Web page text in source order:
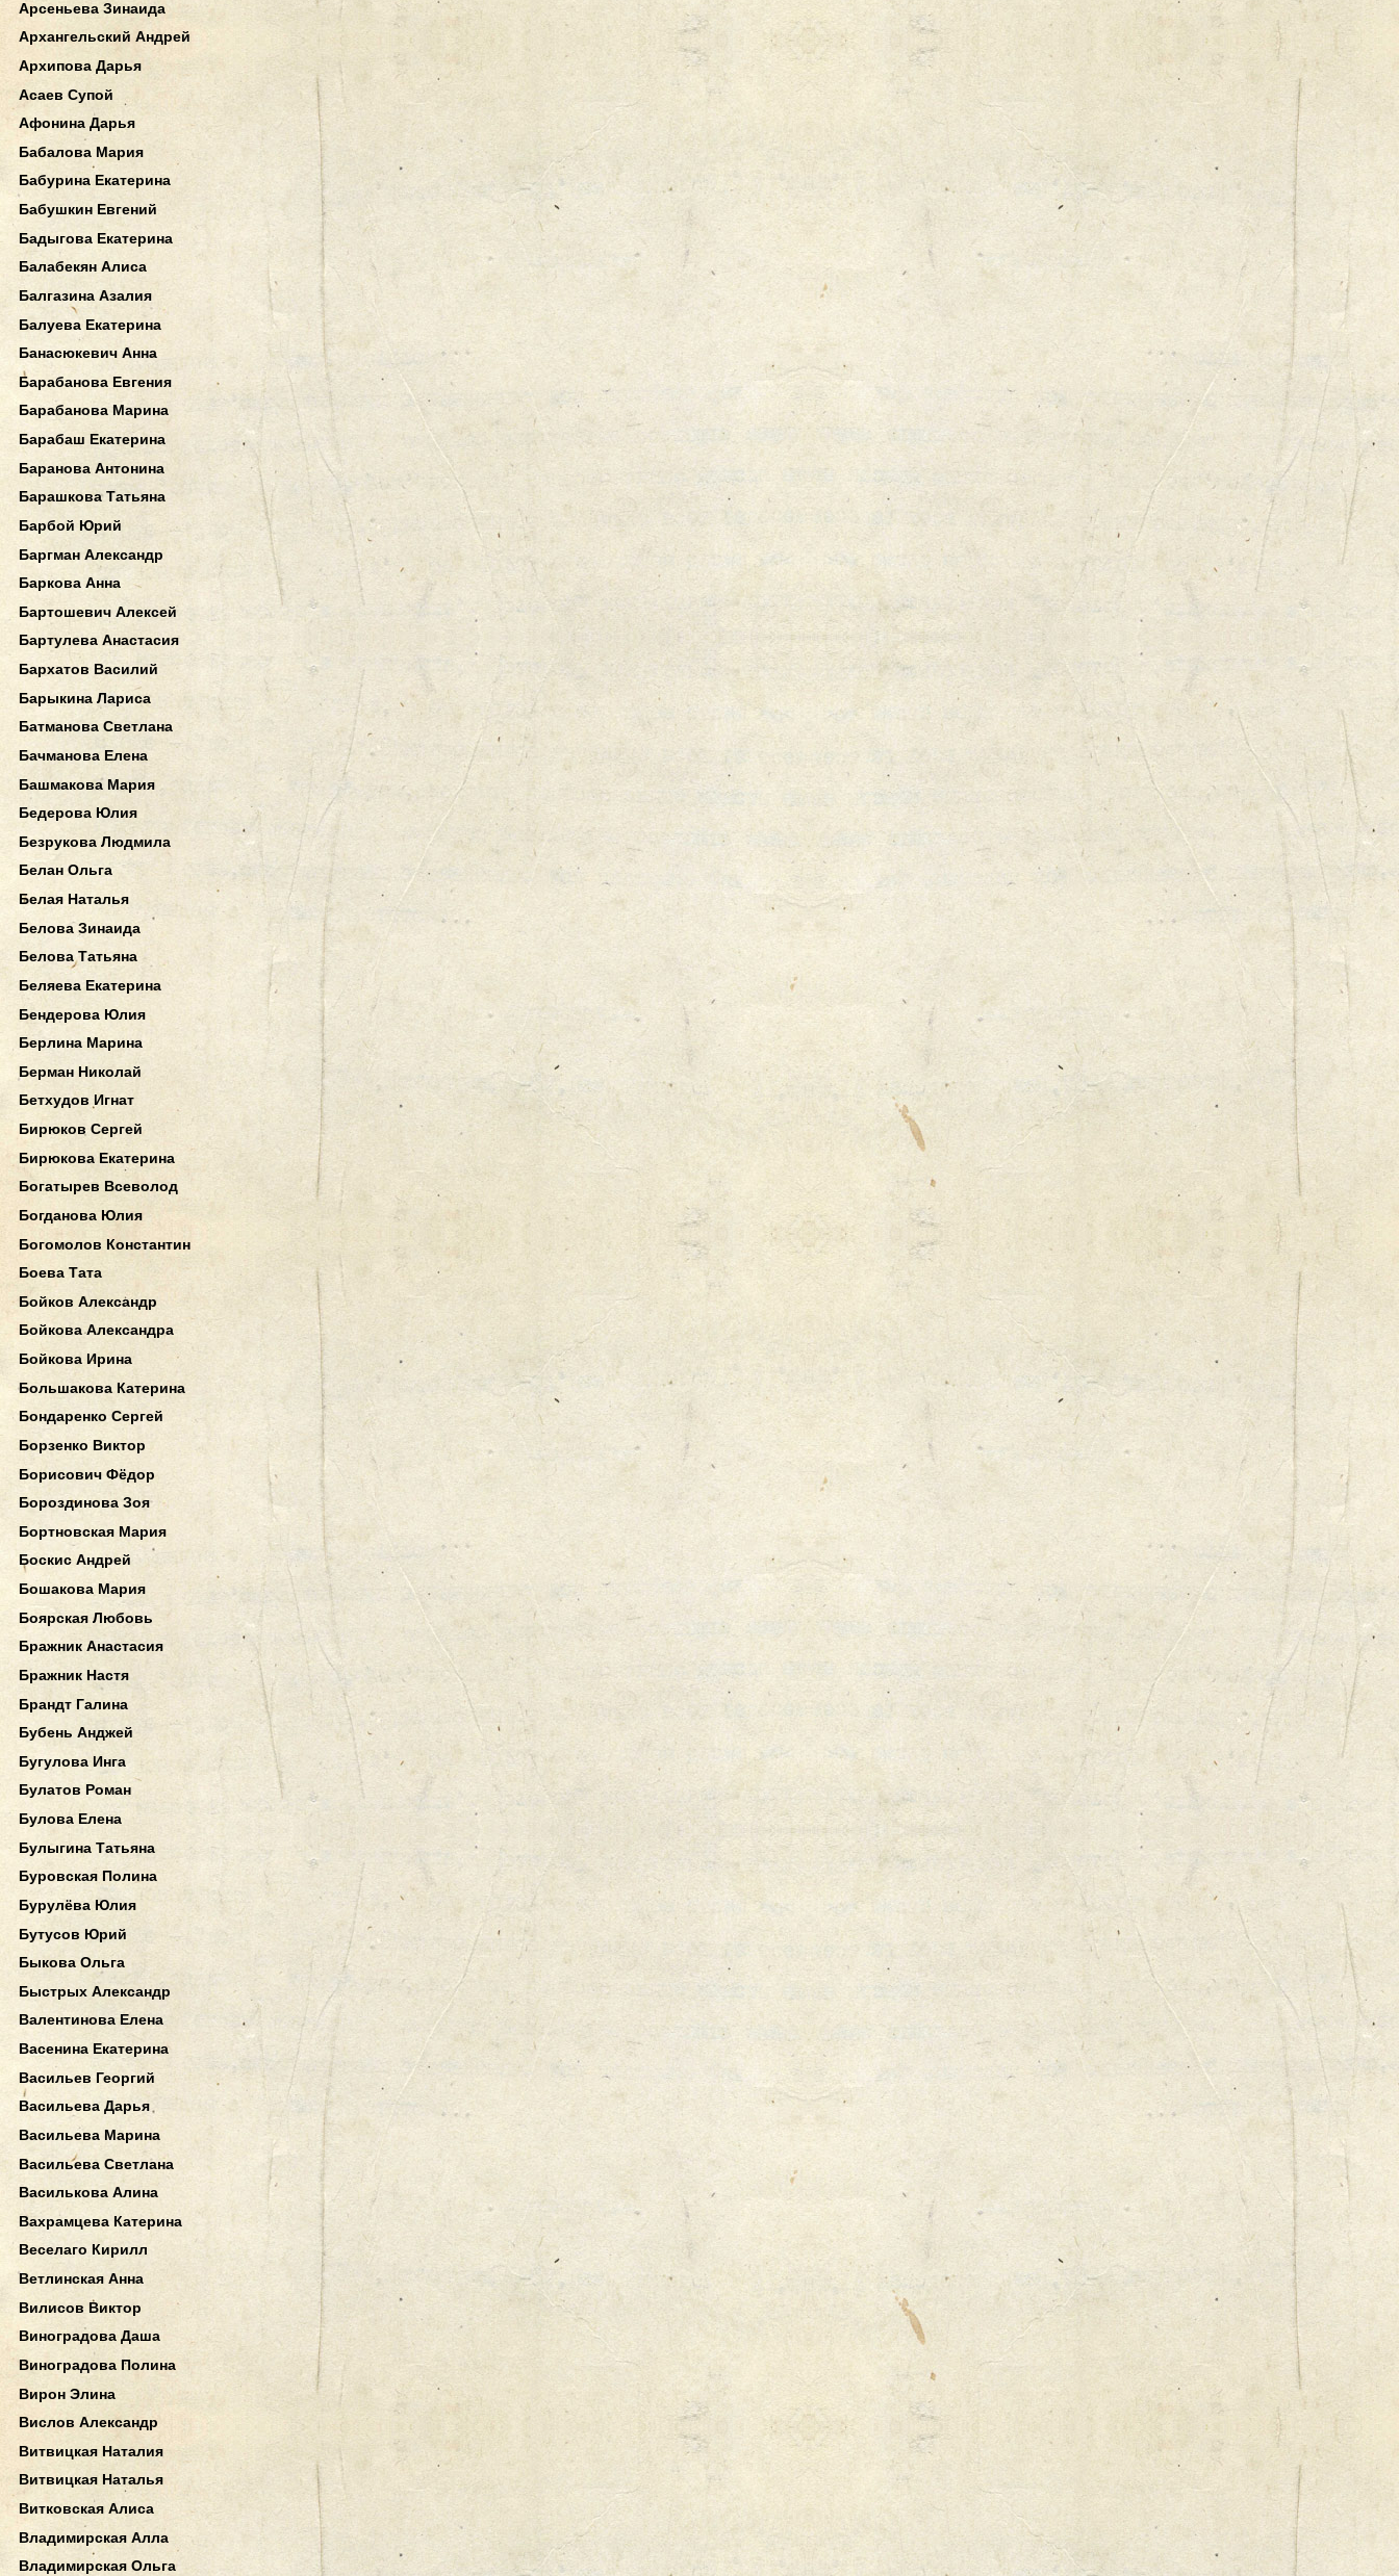
Арсеньева Зинаида
Архангельский Андрей
Архипова Дарья
Асаев Супой
Афонина Дарья
Бабалова Мария
Бабурина Екатерина
Бабушкин Евгений
Бадыгова Екатерина
Балабекян Алиса
Балгазина Азалия
Балуева Екатерина
Банасюкевич Анна
Барабанова Евгения
Барабанова Марина
Барабаш Екатерина
Баранова Антонина
Барашкова Татьяна
Барбой Юрий
Баргман Александр
Баркова Анна
Бартошевич Алексей
Бартулева Анастасия
Бархатов Василий
Барыкина Лариса
Батманова Светлана
Бачманова Елена
Башмакова Мария
Бедерова Юлия
Безрукова Людмила
Белан Ольга
Белая Наталья
Белова Зинаида
Белова Татьяна
Беляева Екатерина
Бендерова Юлия
Берлина Марина
Берман Николай
Бетхудов Игнат
Бирюков Сергей
Бирюкова Екатерина
Богатырев Всеволод
Богданова Юлия
Богомолов Константин
Боева Тата
Бойков Александр
Бойкова Александра
Бойкова Ирина
Большакова Катерина
Бондаренко Сергей
Борзенко Виктор
Борисович Фёдор
Бороздинова Зоя
Бортновская Мария
Боскис Андрей
Бошакова Мария
Боярская Любовь
Бражник Анастасия
Бражник Настя
Брандт Галина
Бубень Анджей
Бугулова Инга
Булатов Роман
Булова Елена
Булыгина Татьяна
Буровская Полина
Бурулёва Юлия
Бутусов Юрий
Быкова Ольга
Быстрых Александр
Валентинова Елена
Васенина Екатерина
Васильев Георгий
Васильева Дарья
Васильева Марина
Васильева Светлана
Василькова Алина
Вахрамцева Катерина
Веселаго Кирилл
Ветлинская Анна
Вилисов Виктор
Виноградова Даша
Виноградова Полина
Вирон Элина
Вислов Александр
Витвицкая Наталия
Витвицкая Наталья
Витковская Алиса
Владимирская Алла
Владимирская Ольга